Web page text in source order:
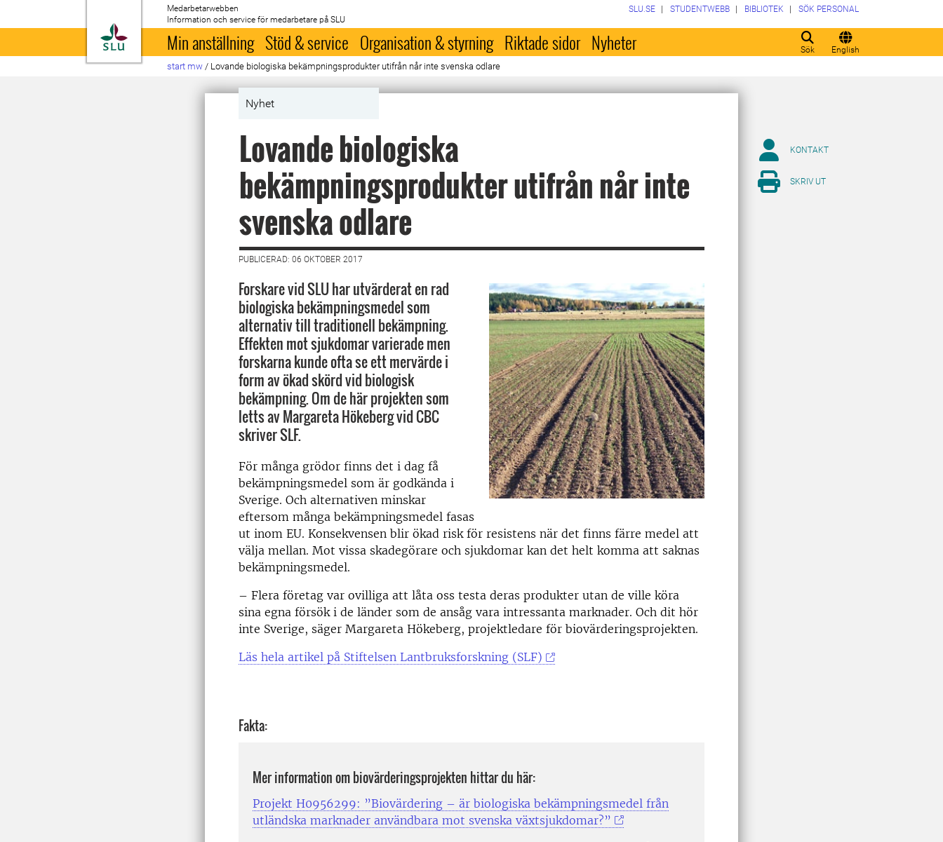
Till startsida
Medarbetarwebben
Information och service för medarbetare på SLU
Sök English
SLU.SE STUDENTWEBB BIBLIOTEK SÖK PERSONAL
Min anställning Stöd & service Organisation & styrning Riktade sidor Nyheter
start mw / Lovande biologiska bekämpningsprodukter utifrån når inte svenska odlare
Nyhet
Lovande biologiska
bekämpningsprodukter utifrån når inte
svenska odlare
PUBLICERAD: 06 OKTOBER 2017
Forskare vid SLU har utvärderat en rad
biologiska bekämpningsmedel som
alternativ till traditionell bekämpning.
Effekten mot sjukdomar varierade men
forskarna kunde ofta se ett mervärde i
form av ökad skörd vid biologisk
bekämpning. Om de här projekten som
letts av Margareta Hökeberg vid CBC
skriver SLF.
För många grödor finns det i dag få
bekämpningsmedel som är godkända i
Sverige. Och alternativen minskar
eftersom många bekämpningsmedel fasas
ut inom EU. Konsekvensen blir ökad risk för resistens när det finns färre medel att
välja mellan. Mot vissa skadegörare och sjukdomar kan det helt komma att saknas
bekämpningsmedel.
– Flera företag var ovilliga att låta oss testa deras produkter utan de ville köra
sina egna försök i de länder som de ansåg vara intressanta marknader. Och dit hör
inte Sverige, säger Margareta Hökeberg, projektledare för biovärderingsprojekten.
Läs hela artikel på Stiftelsen Lantbruksforskning (SLF)
Fakta:
Mer information om biovärderingsprojekten hittar du här:
Projekt H0956299: ”Biovärdering – är biologiska bekämpningsmedel från
utländska marknader användbara mot svenska växtsjukdomar?”
KONTAKT
SKRIV UT